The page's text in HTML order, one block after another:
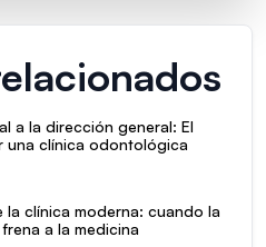
a la dirección general: El
una clínica odontológica
la clínica moderna: cuando la
a la medicina